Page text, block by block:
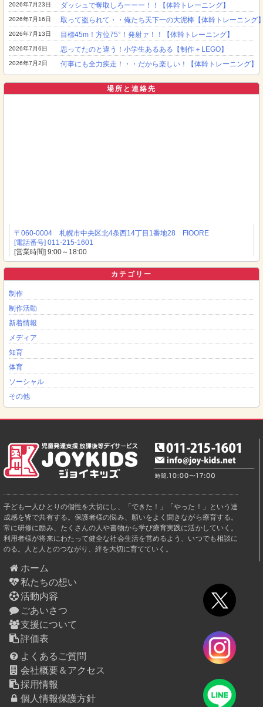
ダッシュで奪取しろーーー！！【体幹トレーニング】
2026年7月23日
取って盗られて・・俺たち天下一の大泥棒【体幹トレーニング
2026年7月16日
目標45m！方位75°！発射ァ！！【体幹トレーニング】
2026年7月13日
思ってたのと違う！小学生あるある【制作＋LEGO】
2026年7月6日
何事にも全力疾走！・・だから楽しい！【体幹トレーニング】
2026年7月2日
場所と連絡先
〒060-0004 札幌市中央区北4条西14丁目1番地28 FIOORE
[電話番号] 011-215-1601
[営業時間] 9:00～18:00
カテゴリー
制作
制作活動
新着情報
メディア
知育
体育
ソーシャル
その他
子ども一人ひとりの個性を大切にし、「できた！」「やった！」という達
成感を皆で共有する。保護者様の悩み、願いをよく聞きながら療育する。
常に研修に励み、たくさんの人や書物から学び療育実践に活かしていく。
利用者様が将来にわたって健全な社会生活を営めるよう、いつでも相談に
のる。人と人とのつながり、絆を大切に育てていく。
ホーム
私たちの想い
活動内容
ごあいさつ
支援について
評価表
よくあるご質問
会社概要＆アクセス
採用情報
個人情報保護方針